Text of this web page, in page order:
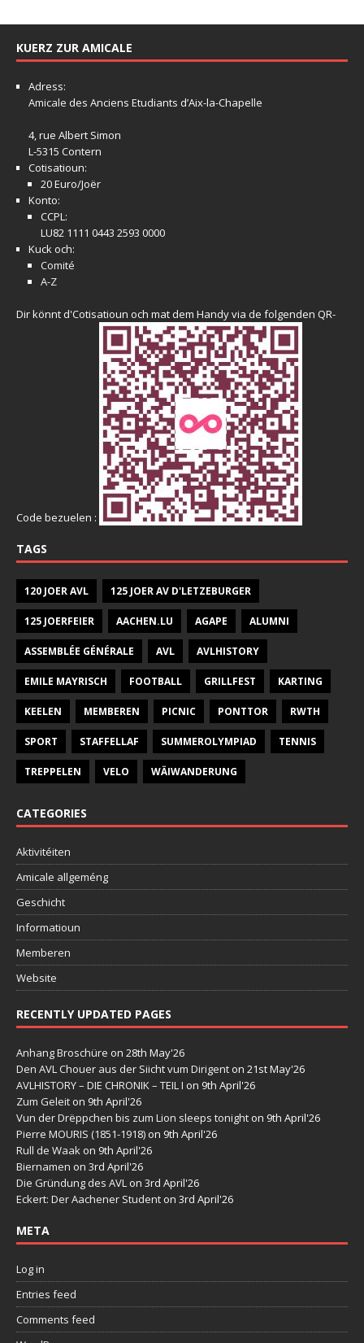
KUERZ ZUR AMICALE
Adress:
Amicale des Anciens Etudiants d’Aix-la-Chapelle
4, rue Albert Simon
L-5315 Contern
Cotisatioun:
20 Euro/Joër
Konto:
CCPL:
LU82 1111 0443 2593 0000
Kuck och:
Comité
A-Z
Dir könnt d'Cotisatioun och mat dem Handy via de folgenden QR-
Code bezuelen :
TAGS
120 JOER AVL 125 JOER AV D'LETZEBURGER
125 JOERFEIER AACHEN.LU AGAPE ALUMNI
ASSEMBLÉE GÉNÉRALE AVL AVLHISTORY
EMILE MAYRISCH FOOTBALL GRILLFEST KARTING
KEELEN MEMBEREN PICNIC PONTTOR RWTH
SPORT STAFFELLAF SUMMEROLYMPIAD TENNIS
TREPPELEN VELO WÄIWANDERUNG
CATEGORIES
Aktivitéiten
Amicale allgeméng
Geschicht
Informatioun
Memberen
Website
RECENTLY UPDATED PAGES
Anhang Broschüre on 28th May'26
Den AVL Chouer aus der Siicht vum Dirigent on 21st May'26
AVLHISTORY – DIE CHRONIK – TEIL I on 9th April'26
Zum Geleit on 9th April'26
Vun der Drëppchen bis zum Lion sleeps tonight on 9th April'26
Pierre MOURIS (1851-1918) on 9th April'26
Rull de Waak on 9th April'26
Biernamen on 3rd April'26
Die Gründung des AVL on 3rd April'26
Eckert: Der Aachener Student on 3rd April'26
META
Log in
Entries feed
Comments feed